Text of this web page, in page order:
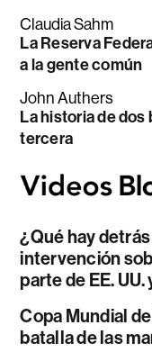
Claudia Sahm
La Reserva
a la gente común
John Authers
La historia de dos
tercera
¿Qué hay
intervención
parte de EE. UU.
Copa Mundial
batalla de las